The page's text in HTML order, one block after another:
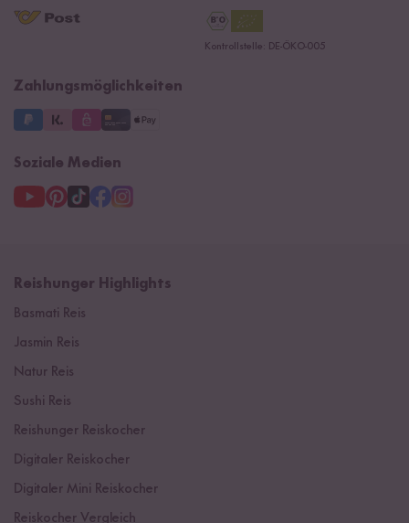
Reishunger Gutscheine
Kontrollstelle: DE-ÖKO-005
Zahlungsmöglichkeiten
Soziale Medien
Reishunger Highlights
Basmati Reis
Jasmin Reis
Natur Reis
Sushi Reis
Reishunger Reiskocher
Digitaler Reiskocher
Digitaler Mini Reiskocher
Reiskocher Vergleich